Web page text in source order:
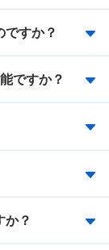
すか？
ですか？
？